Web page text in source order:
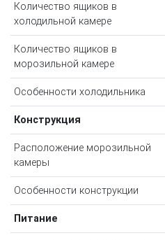
Количество ящиков в
холодильной камере
Количество ящиков в
морозильной камере
Особенности холодильника
Конструкция
Расположение морозильной
камеры
Особенности конструкции
Питание